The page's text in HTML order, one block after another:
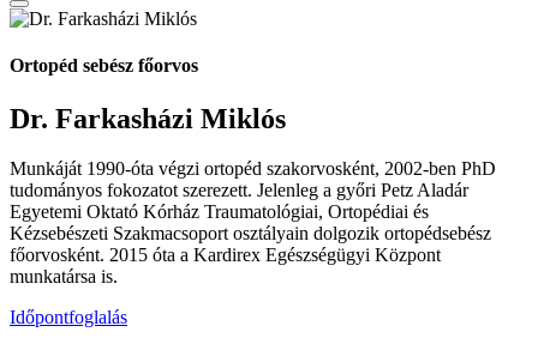
Ortopéd sebész főorvos
Dr. Farkasházi Miklós
Munkáját 1990-óta végzi ortopéd szakorvosként, 2002-ben PhD
tudományos fokozatot szerezett. Jelenleg a győri Petz Aladár
Egyetemi Oktató Kórház Traumatológiai, Ortopédiai és
Kézsebészeti Szakmacsoport osztályain dolgozik ortopédsebész
főorvosként. 2015 óta a Kardirex Egészségügyi Központ
munkatársa is.
Időpontfoglalás